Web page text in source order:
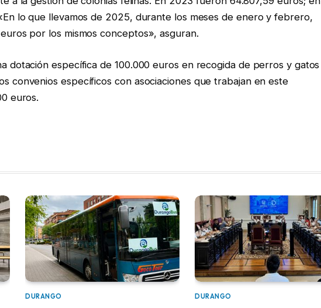
lo que llevamos de 2025, durante los meses de enero y febrero,
por los mismos conceptos», asguran.
dotación específica de 100.000 euros en recogida de perros y gatos
convenios específicos con asociaciones que trabajan en este
euros.
DURANGO DURANGO